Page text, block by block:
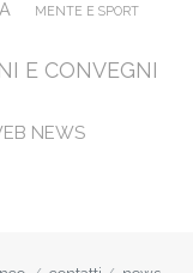
MENTE E SPORT
E CONVEGNI
NEWS